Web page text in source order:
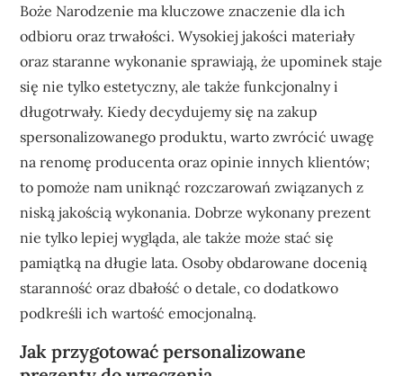
Boże Narodzenie ma kluczowe znaczenie dla ich
odbioru oraz trwałości. Wysokiej jakości materiały
oraz staranne wykonanie sprawiają, że upominek staje
się nie tylko estetyczny, ale także funkcjonalny i
długotrwały. Kiedy decydujemy się na zakup
spersonalizowanego produktu, warto zwrócić uwagę
na renomę producenta oraz opinie innych klientów;
to pomoże nam uniknąć rozczarowań związanych z
niską jakością wykonania. Dobrze wykonany prezent
nie tylko lepiej wygląda, ale także może stać się
pamiątką na długie lata. Osoby obdarowane docenią
staranność oraz dbałość o detale, co dodatkowo
podkreśli ich wartość emocjonalną.
Jak przygotować personalizowane